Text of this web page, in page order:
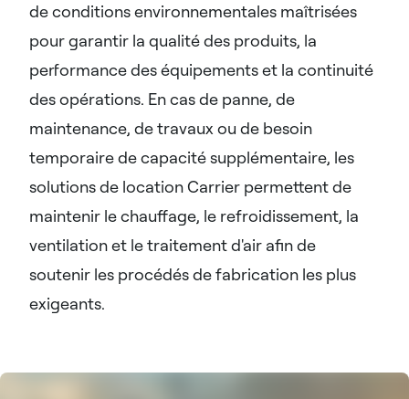
de conditions environnementales maîtrisées
pour garantir la qualité des produits, la
performance des équipements et la continuité
des opérations. En cas de panne, de
maintenance, de travaux ou de besoin
temporaire de capacité supplémentaire, les
solutions de location Carrier permettent de
maintenir le chauffage, le refroidissement, la
ventilation et le traitement d'air afin de
soutenir les procédés de fabrication les plus
exigeants.